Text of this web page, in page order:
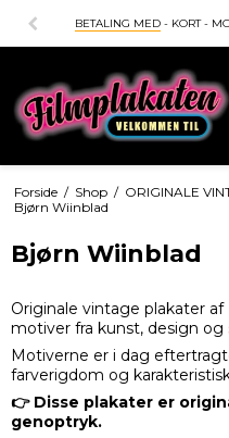
BETALING MED- KORT -
Forside / Shop / ORIGINALE
Bjørn Wiinblad
Bjørn Wiinblad
Originale vintage plakater
motiver fra kunst, design og
Motiverne er i dag
farverigdom og
👉 Disse plakater er
genoptryk.